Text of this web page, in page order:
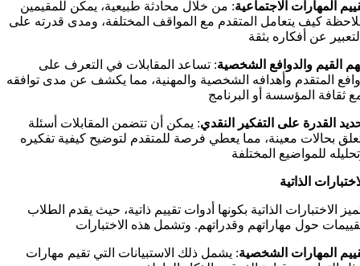
المهارات الاجتماعية: من خلال محادثة طبيعية، يمكن للمقيمين
كيف يتعامل المتقدم مع المواقف المختلفة، ومدى قدرته على
القيم والدوافع الشخصية: تساعد المقابلات في التعرف على
المتقدم وأهدافه الشخصية والمهنية، مما يكشف عن مدى توافقه
القدرة على التفكير النقدي: يمكن أن تتضمن المقابلات أسئلة
بحالات معينة، مما يعطي فرصة للمتقدم لتوضيح كيفية تفكيره
للمواضيع المختلفة
الذاتية
الاختبارات الذاتية بكونها أدوات تقييم ذاتية، حيث يقدم الطلاب
المهارات الشخصية: يشمل ذلك الاستبيانات التي تقيم مهارات